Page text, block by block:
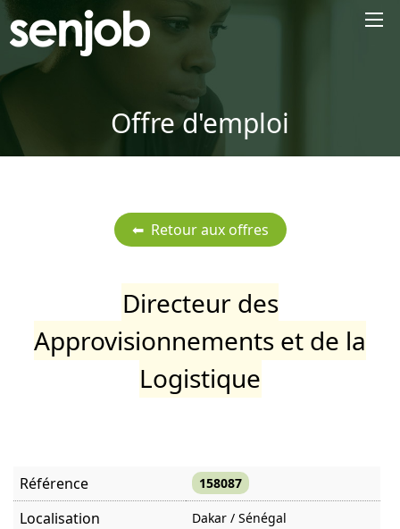
Offre d'emploi
Directeur des
Approvisionnements et de la
Logistique
Référence 158087
Localisation Dakar / Sénégal